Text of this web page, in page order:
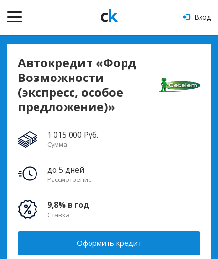
Вход
Автокредит «Форд
Возможности
(экспресс, особое
предложение)»
1 015 000 Руб.
Сумма
до 5 дней
Рассмотрение
9,8% в год
Ставка
Оформить кредит